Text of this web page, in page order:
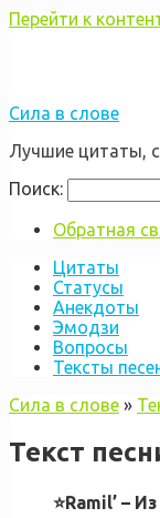
Перейти к
Сила в слове
Лучшие цитаты,
Поиск:
Обратная
Цитаты
Статусы
Анекдоты
Эмодзи
Вопросы
Тексты
Сила в слове »
Текст
⭐Ramil’ –